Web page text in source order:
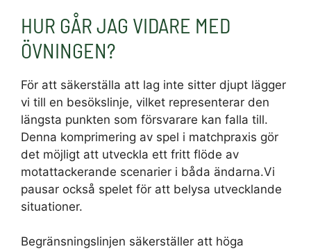
HUR GÅR JAG VIDARE MED
ÖVNINGEN?
För att säkerställa att lag inte sitter djupt lägger
vi till en besökslinje, vilket representerar den
längsta punkten som försvarare kan falla till.
Denna komprimering av spel i matchpraxis gör
det möjligt att utveckla ett fritt flöde av
motattackerande scenarier i båda ändarna.Vi
pausar också spelet för att belysa utvecklande
situationer.
Begränsningslinjen säkerställer att höga